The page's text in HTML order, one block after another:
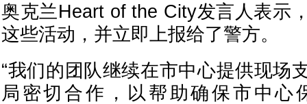
奥克兰Heart of the City发言人表示
这些活动，并立即上报给了警方。
“我们的团队继续在市中心提供现场
局密切合作，以帮助确保市中心